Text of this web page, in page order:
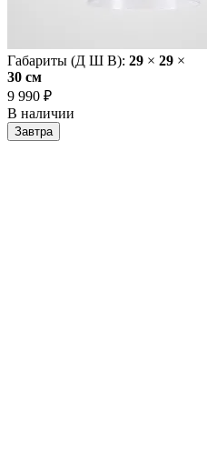
Габариты (Д Ш В): 29 × 29 ×
30 cм
9 990 ₽
В наличии
Завтра